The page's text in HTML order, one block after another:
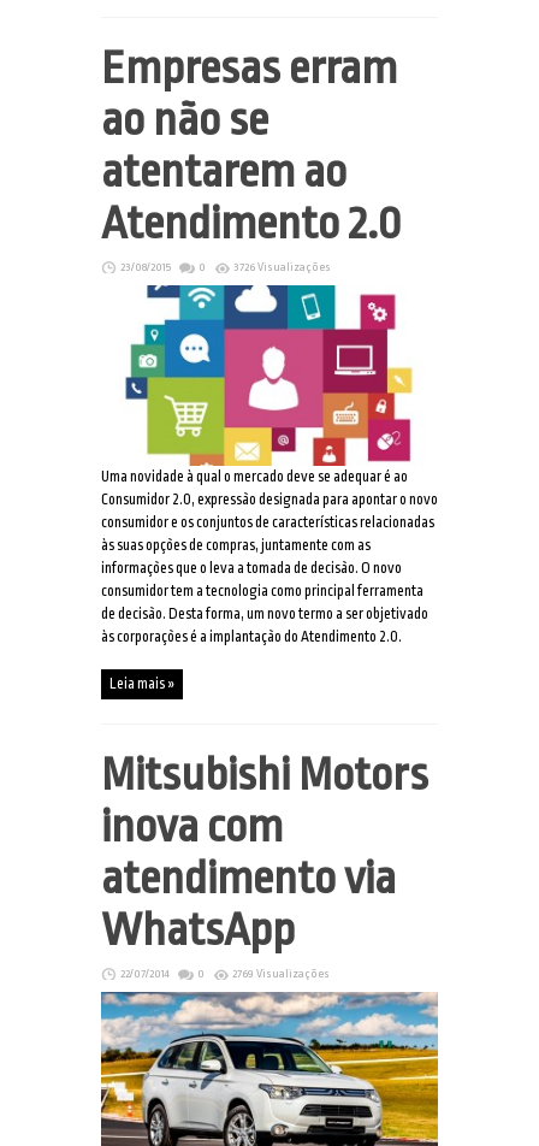
Empresas erram
ao não se
atentarem ao
Atendimento 2.0
23/08/2015 0 3726 Visualizações
Uma novidade à qual o mercado deve se adequar é ao
Consumidor 2.0, expressão designada para apontar o novo
consumidor e os conjuntos de características relacionadas
às suas opções de compras, juntamente com as
informações que o leva a tomada de decisão. O novo
consumidor tem a tecnologia como principal ferramenta
de decisão. Desta forma, um novo termo a ser objetivado
às corporações é a implantação do Atendimento 2.0.
Leia mais »
Mitsubishi Motors
inova com
atendimento via
WhatsApp
22/07/2014 0 2769 Visualizações